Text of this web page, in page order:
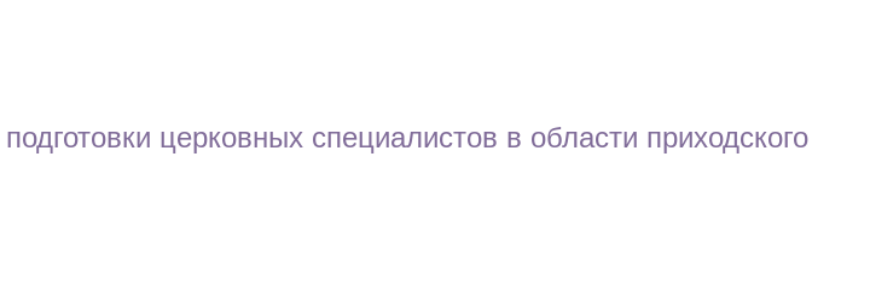
церковных специалистов в области приходского